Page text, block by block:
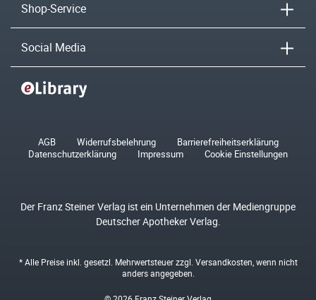
Shop-Service
Social Media
AGB Widerrufsbelehrung
Barrierefreiheitserklärung
Datenschutzerklärung
Impressum Cookie Einstellungen
Der Franz Steiner Verlag ist ein Unternehmen der Mediengruppe
Deutscher Apotheker Verlag.
* Alle Preise inkl. gesetzl. Mehrwertsteuer zzgl. Versandkosten , wenn nicht
anders angegeben.